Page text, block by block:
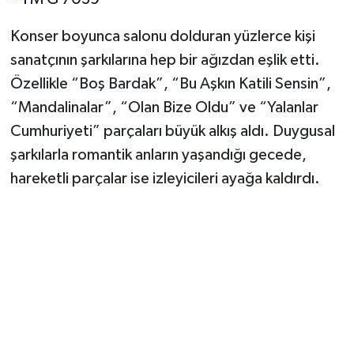
Konser boyunca salonu dolduran yüzlerce kişi
sanatçının şarkılarına hep bir ağızdan eşlik etti.
Özellikle “Boş Bardak”, “Bu Aşkın Katili Sensin”,
“Mandalinalar”, “Olan Bize Oldu” ve “Yalanlar
Cumhuriyeti” parçaları büyük alkış aldı. Duygusal
şarkılarla romantik anların yaşandığı gecede,
hareketli parçalar ise izleyicileri ayağa kaldırdı.